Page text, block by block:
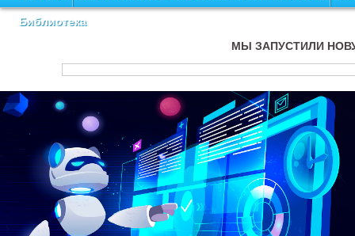
Библиотека
МЫ ЗАПУСТИЛИ